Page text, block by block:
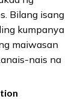
Bilang isang
kumpanya
maiwasan
nais na